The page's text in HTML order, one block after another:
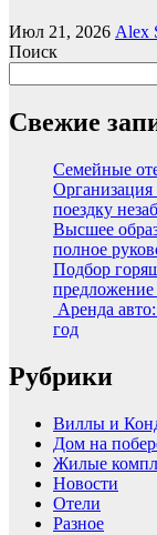
Июл 21, 2026 Alex
Поиск
Свежие
Семейные
Организация
поездку
Высшее
полное
Подбор
Аренда
год
Рубрики
Виллы и
Дом на
Жилые
Новости
Отели
Разное